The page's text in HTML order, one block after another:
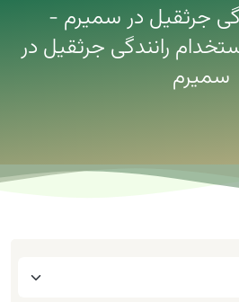
جرثقیل در سمیرم -
رانندگی جرثقیل در
سمیرم